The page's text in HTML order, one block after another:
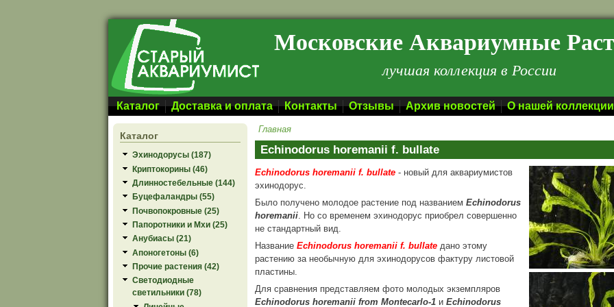
Перейти к основному содержанию Московские Аквариумные
лучшая коллекция в России
Каталог Доставка и оплата Контакты Отзывы Архив новостей О нашей коллекции
Каталог
Эхинодорусы (187)
Криптокорины (46)
Длинностебельные (144)
Буцефаландры (55)
Почвопокровные (25)
Папоротники и Мхи (25)
Анубиасы (21)
Апоногетоны (6)
Прочие растения (42)
Светодиодные
светильники (78)
Главная
Echinodorus horemanii f. bullate
Echinodorus horemanii f. bullate - новый для аквариумистов
эхинодорус.
Было получено молодое растение под названиемEchinodorus
horemanii . Но со временем эхинодорус приобрел совершенно
не стандартный вид.
НазваниеEchinodorus horemanii f. bullate дано этому
растению за необычную для эхинодорусов фактуру листовой
пластины.
Для сравнения представляем фото молодых экземпляров
Echinodorus horemanii from Montecarlo-1 иEchinodorus